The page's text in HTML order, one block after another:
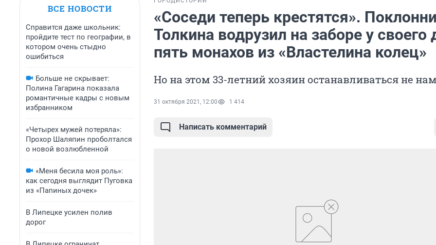
ВСЕ НОВОСТИ
Справится даже школьник:
пройдите тест по географии, в
котором очень стыдно
ошибиться
Больше не скрывает:
Полина Гагарина показала
романтичные кадры с новым
избранником
«Четырех мужей потеряла»:
Прохор Шаляпин проболтался
о новой возлюбленной
«Меня бесила моя роль»:
как сегодня выглядит Пуговка
из «Папиных дочек»
В Липецке усилен полив
дорог
«Соседи теперь крестятся».
Толкина водрузил на заборе у своего
пять монахов из «Властелина колец»
Но на этом 33-летний хозяин останавливаться не
31 октября 2021, 12:00 1 414
Написать комментарий